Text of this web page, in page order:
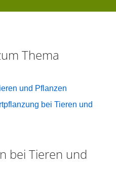
Thema
und Pflanzen
bei Tieren und
bei Tieren und